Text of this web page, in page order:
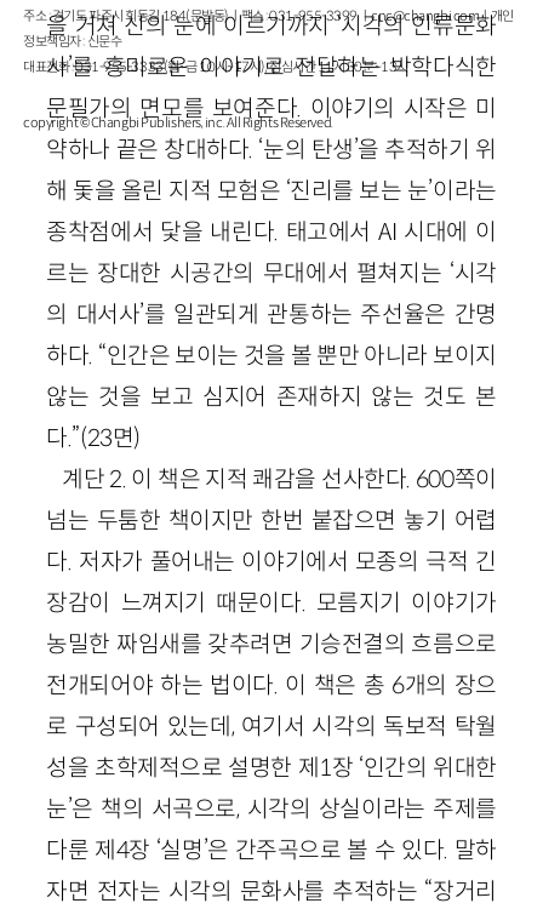
을 거쳐 신의 눈에 이르기까지 ‘시각의 인류문화
사’를 흥미로운 이야기로 전달하는 박학다식한
문필가의 면모를 보여준다. 이야기의 시작은 미
약하나 끝은 창대하다. ‘눈의 탄생’을 추적하기 위
해 돛을 올린 지적 모험은 ‘진리를 보는 눈’이라는
종착점에서 닻을 내린다. 태고에서 AI 시대에 이
르는 장대한 시공간의 무대에서 펼쳐지는 ‘시각
의 대서사’를 일관되게 관통하는 주선율은 간명
하다. “인간은 보이는 것을 볼 뿐만 아니라 보이지
않는 것을 보고 심지어 존재하지 않는 것도 본
다.”(23면)
계단 2. 이 책은 지적 쾌감을 선사한다. 600쪽이
넘는 두툼한 책이지만 한번 붙잡으면 놓기 어렵
다. 저자가 풀어내는 이야기에서 모종의 극적 긴
장감이 느껴지기 때문이다. 모름지기 이야기가
농밀한 짜임새를 갖추려면 기승전결의 흐름으로
전개되어야 하는 법이다. 이 책은 총 6개의 장으
로 구성되어 있는데, 여기서 시각의 독보적 탁월
성을 초학제적으로 설명한 제1장 ‘인간의 위대한
눈’은 책의 서곡으로, 시각의 상실이라는 주제를
다룬 제4장 ‘실명’은 간주곡으로 볼 수 있다. 말하
자면 전자는 시각의 문화사를 추적하는 “장거리
주소 : 경기도 파주시 회동길 184(문발동)ㅣ팩스 : 031-955-3399 ㅣcnc@changbi.comㅣ개인
정보책임자 : 신문수
대표전화 : 031-955-3333(월~금 10시~17시), 점심시간 11시 30분~13시
copyright © Changbi Publishers, inc. All Rights Reserved.